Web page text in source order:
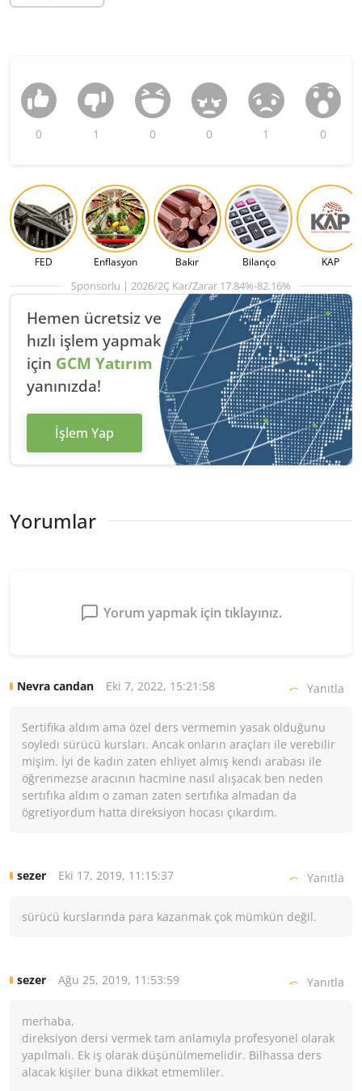
0 1 0 0 1 0
FED Enflasyon Bakır Bilanço KAP
Sponsorlu | 2026/2Ç Kar/Zarar 17.84%-82.16%
Hemen ücretsiz ve
hızlı işlem yapmak
için GCM Yatırım
yanınızda!
İşlem Yap
Yorumlar
Yorum yapmak için tıklayınız.
Nevra candan Eki 7, 2022, 15:21:58
Sertifika aldım ama özel ders vermemin yasak olduğunu
soyledı sürücü kursları. Ancak onların araçları ile verebilir
mişim. İyi de kadın zaten ehliyet almış kendı arabası ile
öğrenmezse aracının hacmine nasıl alışacak ben neden
sertıfıka aldım o zaman zaten sertıfıka almadan da
ögretiyordum hatta direksiyon hocası çıkardım.
Yanıtla
sezer Eki 17, 2019, 11:15:37
sürücü kurslarında para kazanmak çok mümkün değil.
Yanıtla
sezer Ağu 25, 2019, 11:53:59
merhaba,
direksiyon dersi vermek tam anlamıyla profesyonel olarak
yapılmalı. Ek iş olarak düşünülmemelidir. Bilhassa ders
alacak kişiler buna dikkat etmemliler.
Yanıtla